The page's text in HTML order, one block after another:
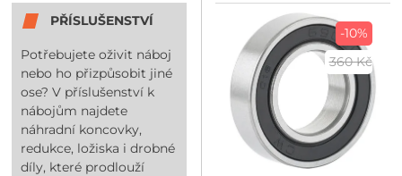
PŘÍSLUŠENSTVÍ
Potřebujete oživit náboj
nebo ho přizpůsobit jiné
ose? V příslušenství k
nábojům najdete
náhradní koncovky,
redukce, ložiska i drobné
díly, které prodlouží
-10%
360 Kč